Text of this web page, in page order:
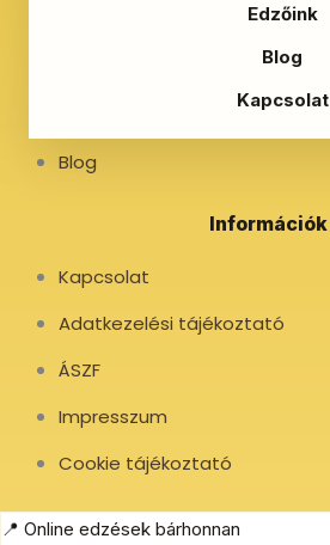
Edzőink
Blog
Kapcsolat
Fittkontroll Fitness Klub
Blog
Információk
Kapcsolat
Adatkezelési tájékoztató
ÁSZF
Impresszum
Cookie tájékoztató
📍 Online edzések bárhonnan